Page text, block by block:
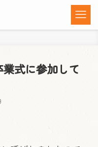
式に参加して